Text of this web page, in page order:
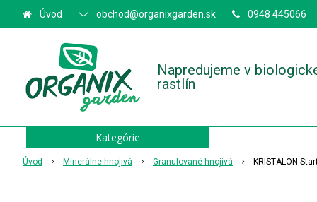
Napredujeme v
rastlín
Úvod obchod@organixgarden.sk 0948 445066
Úvod Minerálne hnojivá Granulované hnojivá KRISTALON
Kategórie